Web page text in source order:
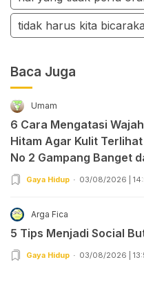
tidak harus kita
Baca Juga
Umam
6 Cara Mengatasi
Hitam Agar Kulit
No 2 Gampang Banget
Dipraktekkan!
Gaya Hidup 03/08/2026 |
Arga Fica
5 Tips Menjadi Social
Gaya Hidup 03/08/2026 |